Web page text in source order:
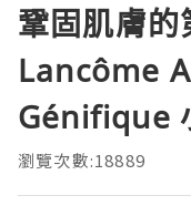
鞏固肌膚的
Lancôme
Génifique
瀏覽次數:18889